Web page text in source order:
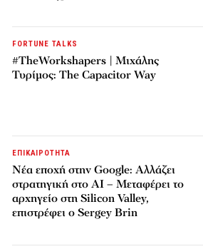
FORTUNE TALKS
#TheWorkshapers | Μιχάλης
Τυρίμος: The Capacitor Way
ΕΠΙΚΑΙΡΟΤΗΤΑ
Νέα εποχή στην Google: Αλλάζει
στρατηγική στο AI – Μεταφέρει το
αρχηγείο στη Silicon Valley,
επιστρέφει ο Sergey Brin